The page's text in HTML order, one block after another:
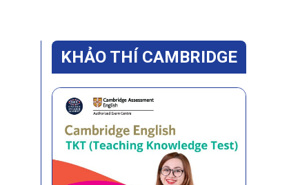
KHẢO THÍ CAMBRIDGE